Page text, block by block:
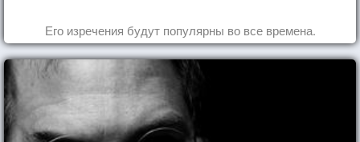
Его изречения будут популярны во все времена.